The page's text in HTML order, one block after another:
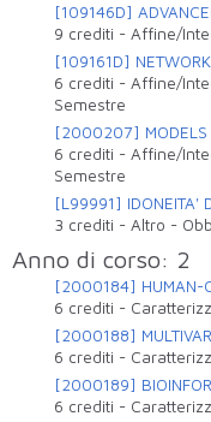
[109146D]
9 crediti -Affine/
[109161D]
6 crediti -Affine/
Semestre
[2000207] MODELS
6 crediti -Affine/
Semestre
[L99991] IDONEITA'
3 crediti -Altro -
Anno di corso: 2
[2000184] HUMAN-
6 crediti -
[2000188]
6 crediti -
[2000189]
6 crediti -